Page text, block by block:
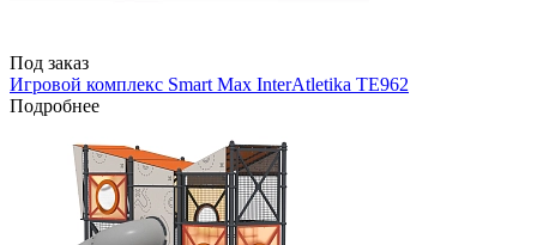
Под заказ
Игровой комплекс Smart Max InterAtletika TE962
Подробнее